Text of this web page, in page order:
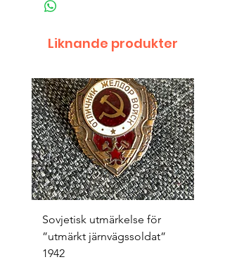
Liknande produkter
Sovjetisk utmärkelse för
”utmärkt järnvägssoldat”
1942